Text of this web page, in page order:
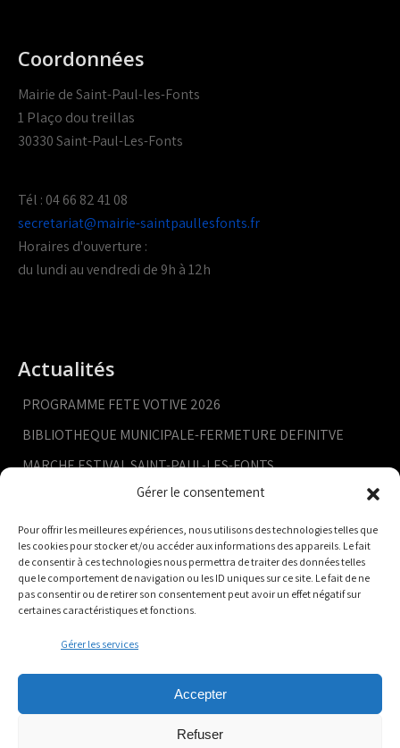
Gérer le consentement
Pour offrir les meilleures expériences, nous utilisons des technologies telles que
les cookies pour stocker et/ou accéder aux informations des appareils. Le fait
de consentir à ces technologies nous permettra de traiter des données telles
que le comportement de navigation ou les ID uniques sur ce site. Le fait de ne
pas consentir ou de retirer son consentement peut avoir un effet négatif sur
certaines caractéristiques et fonctions.
Gérer les services
Accepter
Refuser
Coordonnées
Mairie de Saint-Paul-les-Fonts
1 Plaço dou treillas
30330 Saint-Paul-Les-Fonts
Tél : 04 66 82 41 08
secretariat@mairie-saintpaullesfonts.fr
Horaires d'ouverture :
du lundi au vendredi de 9h à 12h
Actualités
PROGRAMME FETE VOTIVE 2026
BIBLIOTHEQUE MUNICIPALE-FERMETURE DEFINITVE
MARCHE ESTIVAL SAINT-PAUL-LES-FONTS
RETRAITE AUX FLAMBEAUX
CONSEIL MUNICIPAL- 9 JUILLET